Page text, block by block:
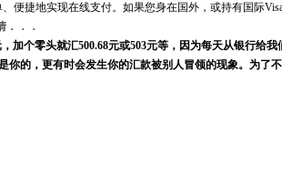
便捷地实现在线支付。如果您身在国外，或持有国际Visa
．．．
加个零头就汇500.68元或503元等，因为每天从银行给我
你的，更有时会发生你的汇款被别人冒领的现象。为了